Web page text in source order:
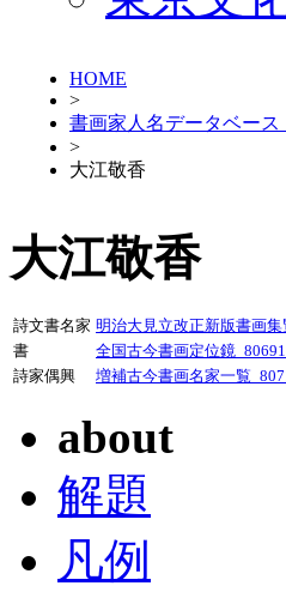
HOME
>
書画家人名データベー
>
大江敬香
大江敬香
詩文書名家 明治大見立改正新版書画
書
全国古今書画定位鏡
詩家偶興
増補古今書画名家一覧
about
解題
凡例